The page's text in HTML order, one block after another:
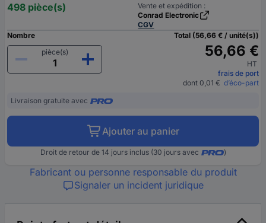
498 pièce(s)
Vente et expédition :
Conrad Electronic
CGV
Nombre
pièce(s)
Total (56,66 € / unité(s))
56,66 €
HT
frais de port
dont 0,01 € d’éco-part
Livraison gratuite avec
Ajouter au panier
Droit de retour de 14 jours inclus (30 jours avec )
Fabricant ou personne responsable du produit
Signaler un incident juridique